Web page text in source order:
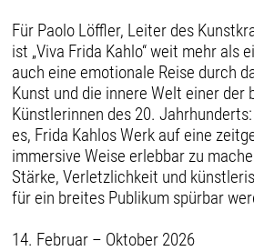
Für Paolo Löffler, Leiter des
ist „Viva Frida Kahlo“ weit mehr als
auch eine emotionale Reise durch
Kunst und die innere Welt einer der
Künstlerinnen des 20.
es, Frida Kahlos Werk auf eine
immersive Weise erlebbar zu
Stärke, Verletzlichkeit und
für ein breites Publikum spürbar
14. Februar – Oktober 2026